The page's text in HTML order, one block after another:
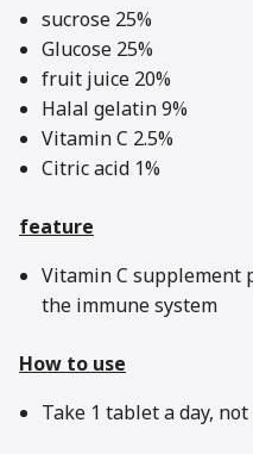
sucrose 25%
Glucose 25%
fruit juice 20%
Halal gelatin 9%
Vitamin C 2.5%
Citric acid 1%
feature
Vitamin C supplement
the immune system
How to use
Take 1 tablet a day,